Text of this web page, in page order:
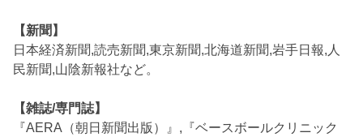
【新聞】
日本経済新聞,読売新聞,東京新聞,北海道新聞,岩手日報,人
民新聞,山陰新報社など。
【雑誌/専門誌】
『AERA（朝日新聞出版）』,『ベースボールクリニック